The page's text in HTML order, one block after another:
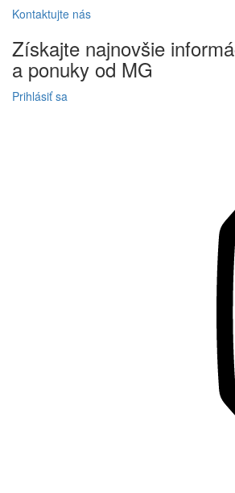
Kontaktujte nás
Získajte najnovšie
a ponuky od MG
Prihlásiť sa